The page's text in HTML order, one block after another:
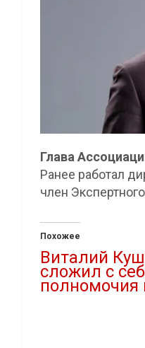
Глава
Ранее работал
член
Похожее
Виталий
сложил с
полномочия